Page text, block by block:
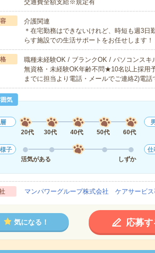
交通費全額支給※規定有
介護関連
＊在宅勤務はできないけれど、時短も週3
らす施設での生活サポートをお任せします
職種未経験OK / ブランクOK / パソコンスキ
無資格・未経験OK年齢不問★10名以上採
までに担当より電話・メールでご連絡2)電
気
20代
30代 40代 50代 60代
子
活気がある
しずか
仕
マンパワーグループ株式会社 ケアサービ
気になる！ 応募す